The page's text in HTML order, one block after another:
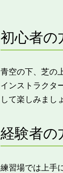
初心者の
青空の下、芝の
インストラクタ
して楽しみまし
経験者の
練習場では上手